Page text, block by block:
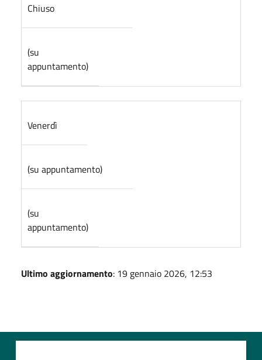
Chiuso
(su
appuntamento)
Venerdì
(su appuntamento)
(su
appuntamento)
Ultimo aggiornamento: 19 gennaio 2026, 12:53